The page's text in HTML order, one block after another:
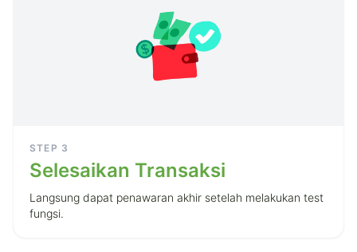
STEP 3
Selesaikan Transaksi
Langsung dapat penawaran akhir setelah melakukan test
fungsi.